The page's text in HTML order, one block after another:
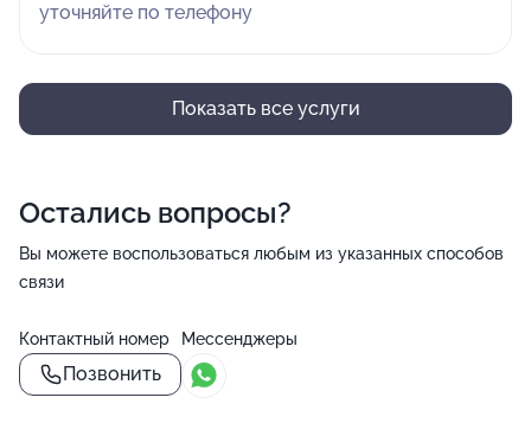
уточняйте по телефону
Показать все услуги
Остались вопросы?
Вы можете воспользоваться любым из указанных способов
связи
Контактный номер
Позвонить
Мессенджеры